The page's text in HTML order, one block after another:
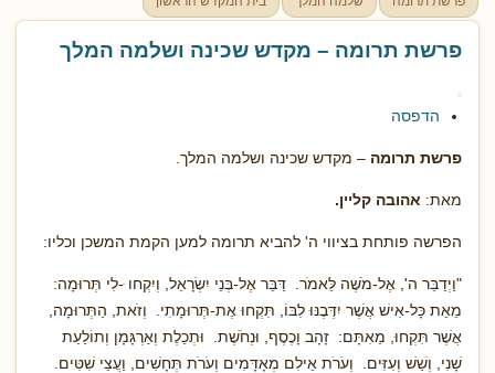
פרשת תרומה – מקדש שכינה ושלמה המלך
הדפסה
פרשת תרומה – מקדש שכינה ושלמה המלך.
מאת: אהובה קליין.
הפרשה פותחת בציווי ה' להביא תרומה למען הקמת המשכן וכליו:
"וַיְדַבֵּר ה', אֶל-מֹשֶׁה לֵּאמֹר. דַּבֵּר אֶל-בְּנֵי יִשְׂרָאֵל, וְיִקְחו ּ-לִי תְּרוּמָה:
מֵאֵת כָּל-אִישׁ אֲשֶׁר יִדְּבֶנּוּ לִבּוֹ, תִּקְחוּ אֶת-תְּרוּמָתִי. וְזֹאת, הַתְּרוּמָה,
אֲשֶׁר תִּקְחוּ, מֵאִתָּם: זָהָב וָכֶסֶף, וּנְחֹשֶׁת. וּתְכֵלֶת וְאַרְגָּמָן וְתוֹלַעַת
שָׁנִי, וְשֵׁשׁ וְעִזִּים. וְעֹרֹת אֵילִם מְאָדָּמִים וְעֹרֹת תְּחָשִׁים, וַעֲצֵי שִׁטִּים.